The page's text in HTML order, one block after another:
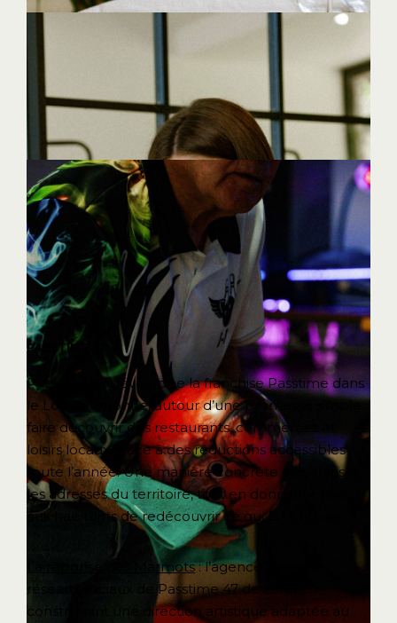
PASSTIME 47
Passtime 47 développe la franchise Passtime dans
le Lot-et-Garonne, autour d’une promesse simple :
faire découvrir des restaurants, commerces et
loisirs locaux grâce à des réductions accessibles
toute l’année. Une manière concrète de valoriser
les adresses du territoire, tout en donnant envie
aux habitants de redécouvrir ce qui les entoure.
La réponse des Marmots: l’agence a créé les
réseaux sociaux de Passtime 47 de zéro, en
construisant une direction artistique adaptée au